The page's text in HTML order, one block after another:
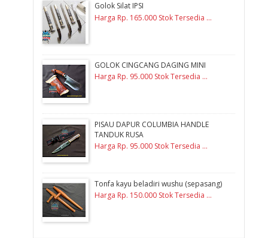
Golok Silat IPSI
Harga Rp. 165.000 Stok Tersedia ...
GOLOK CINGCANG DAGING MINI
Harga Rp. 95.000 Stok Tersedia ...
PISAU DAPUR COLUMBIA HANDLE
TANDUK RUSA
Harga Rp. 95.000 Stok Tersedia ...
Tonfa kayu beladiri wushu (sepasang)
Harga Rp. 150.000 Stok Tersedia ...